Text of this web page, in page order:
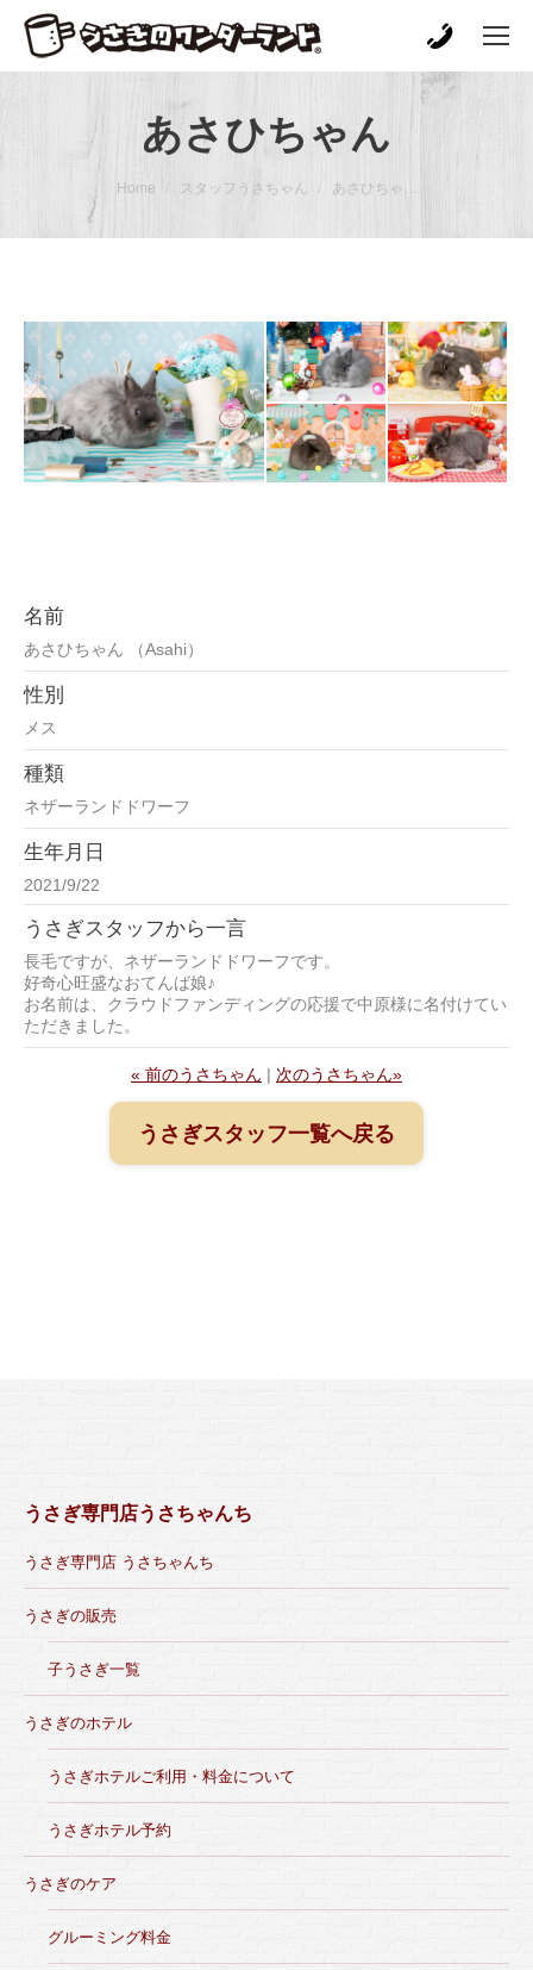
あさひちゃん
You are here:Home スタッフうさちゃん あさひちゃ…
名前
あさひちゃん （Asahi）
性別
メス
種類
ネザーランドドワーフ
生年月日
2021/9/22
うさぎスタッフから一言
長毛ですが、ネザーランドドワーフです。
好奇心旺盛なおてんば娘♪
お名前は、クラウドファンディングの応援で中原様に名付けてい
ただきました。
« 前のうさちゃん | 次のうさちゃん»
うさぎスタッフ一覧へ戻る
うさぎ専門店うさちゃんち
うさぎ専門店 うさちゃんち
うさぎの販売
子うさぎ一覧
うさぎのホテル
うさぎホテルご利用・料金について
うさぎホテル予約
うさぎのケア
グルーミング料金